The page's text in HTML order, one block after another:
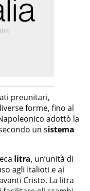
preunitari,
forme, fino al
adottò la
un sistema
litra, un’unità di
agli Italioti e ai
Cristo. La litra